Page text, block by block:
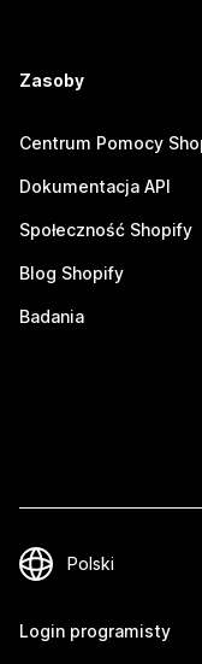
Zasoby
Centrum Pomocy
Dokumentacja API
Społeczność Shopify
Blog Shopify
Badania
Login programisty